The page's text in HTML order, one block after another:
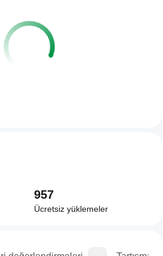
957
Ücretsiz yüklemeler